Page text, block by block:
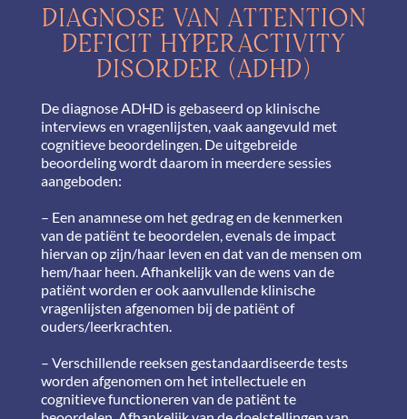
DIAGNOSE VAN ATTENTION
DEFICIT HYPERACTIVITY
DISORDER (ADHD)
De diagnose ADHD is gebaseerd op klinische
interviews en vragenlijsten, vaak aangevuld met
cognitieve beoordelingen. De uitgebreide
beoordeling wordt daarom in meerdere sessies
aangeboden:
– Een anamnese om het gedrag en de kenmerken
van de patiënt te beoordelen, evenals de impact
hiervan op zijn/haar leven en dat van de mensen om
hem/haar heen. Afhankelijk van de wens van de
patiënt worden er ook aanvullende klinische
vragenlijsten afgenomen bij de patiënt of
ouders/leerkrachten.
– Verschillende reeksen gestandaardiseerde tests
worden afgenomen om het intellectuele en
cognitieve functioneren van de patiënt te